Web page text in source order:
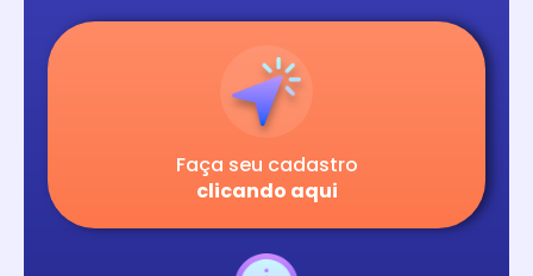
Faça seu cadastro
clicando aqui